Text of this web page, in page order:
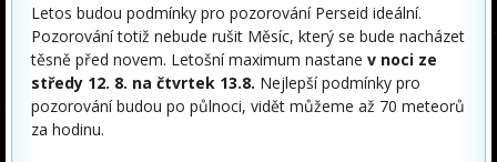
Letos budou podmínky pro pozorování Perseid ideální.
Pozorování totiž nebude rušit Měsíc, který se bude nacházet
těsně před novem. Letošní maximum nastane v noci ze
středy 12. 8. na čtvrtek 13.8. Nejlepší podmínky pro
pozorování budou po půlnoci, vidět můžeme až 70 meteorů
za hodinu.